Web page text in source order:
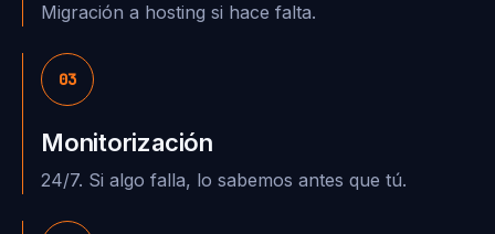
Migración a hosting si hace falta.
03
Monitorización
24/7. Si algo falla, lo sabemos antes que tú.